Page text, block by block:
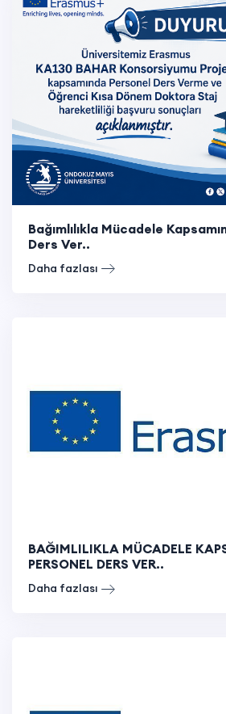
Bağımlılıkla Mücadele
Ders Ver..
Daha fazlası
BAĞIMLILIKLA MÜCADELE
PERSONEL DERS VER..
Daha fazlası